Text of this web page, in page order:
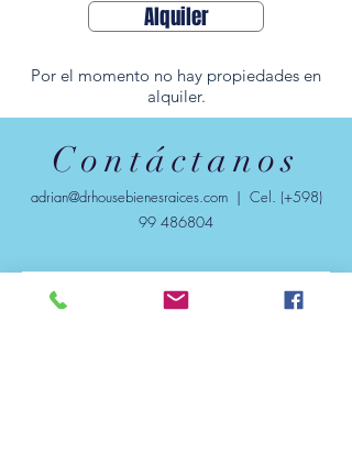
Alquiler
Contáctanos
adrian@drhousebienesraices.com| Cel. (+598)
99 486804
Por el momento no hay propiedades en
alquiler.